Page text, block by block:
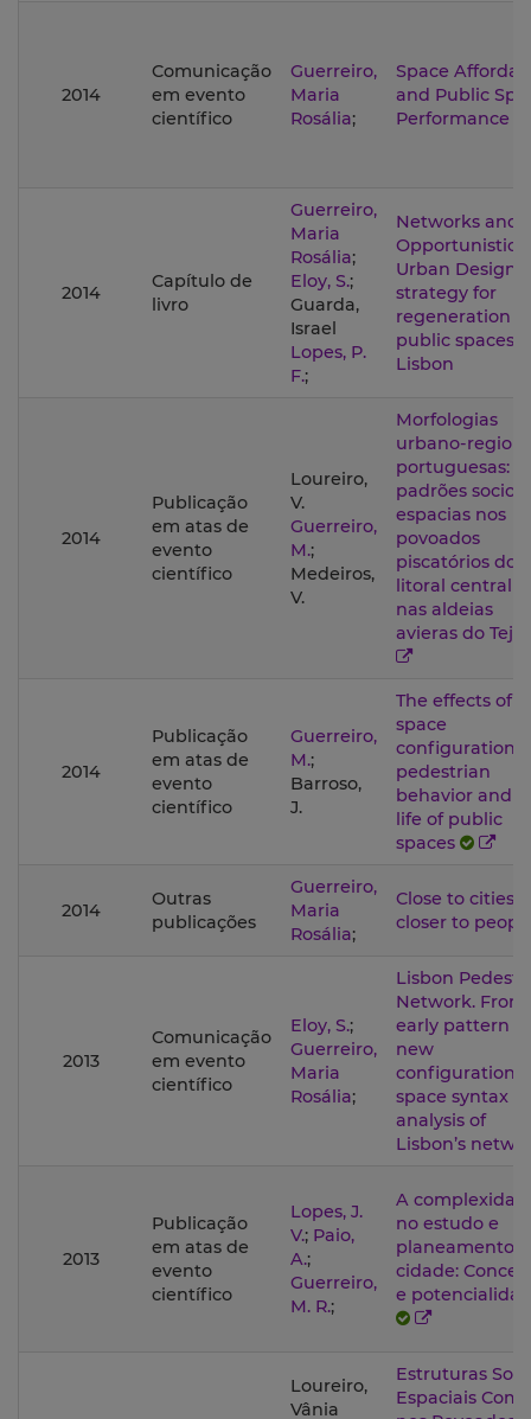
2014
Comunicação
em evento
científico
Guerreiro,
Maria
Rosália;
Space
and Public
Performance
2014
Capítulo de
livro
Guerreiro,
Maria
Rosália;
Eloy, S.;
Guarda,
Israel
Lopes, P.
F.;
Networks and
Opportunistic
Urban Design:
strategy for
regeneration of
public spaces
Lisbon
2014
Publicação
em atas de
evento
científico
Loureiro,
V.
Guerreiro,
M.;
Medeiros,
V.
Morfologias
urbano-
portuguesas:
padrões socio-
espacias nos
povoados
piscatórios do
litoral central e
nas aldeias
avieras do Tejo
2014
Publicação
em atas de
evento
científico
Guerreiro,
M.;
Barroso,
J.
The effects of
space
configuration
pedestrian
behavior and
life of public
spaces
2014
Outras
publicações
Guerreiro,
Maria
Rosália;
Close to cities,
closer to
2013
Comunicação
em evento
científico
Eloy, S.;
Guerreiro,
Maria
Rosália;
Lisbon
Network. From
early pattern to
new
configurations:
space syntax
analysis of
Lisbon’s
2013
Publicação
em atas de
evento
científico
Lopes, J.
V.; Paio,
A.;
Guerreiro,
M. R.;
A
no estudo e
planeamento
cidade:
e
Loureiro,
Vânia
Estruturas
Espaciais